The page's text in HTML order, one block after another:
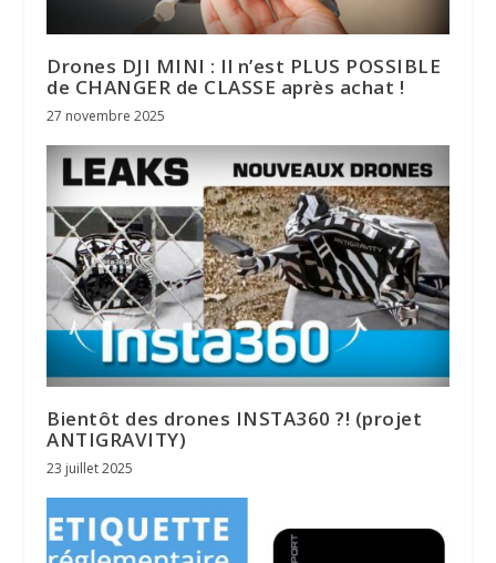
Drones DJI MINI : Il n’est PLUS POSSIBLE
de CHANGER de CLASSE après achat !
27 novembre 2025
Bientôt des drones INSTA360 ?! (projet
ANTIGRAVITY)
23 juillet 2025